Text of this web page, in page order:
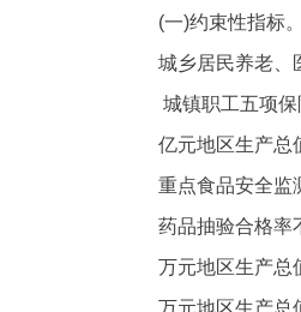
(一)约束性指标。
城乡居民养老、
城镇职工五项保
亿元地区生产总值
重点食品安全监
药品抽验合格率
万元地区生产总
万元地区生产总